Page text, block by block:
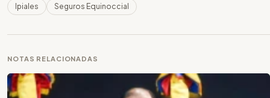
Ipiales
Seguros Equinoccial
NOTAS RELACIONADAS